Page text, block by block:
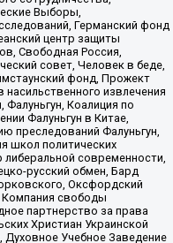
Выборы,
Германский фонд
центр защиты
Свободная Россия,
совет, Человек в беде,
фонд, Прожект
извлечения
Коалиция по
Фалуньгун в Китае,
преследований Фалуньгун,
школ политических
современности,
русский обмен, Бард
Оксфордский
свободы
партнерство за права
Христиан Украинской
Учебное Заведение